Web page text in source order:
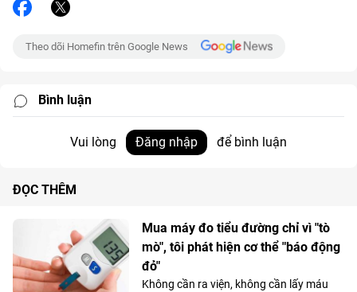
Theo dõi Homefin trên Google News
Bình luận
Vui lòng Đăng nhập để bình luận
ĐỌC THÊM
Mua máy đo tiểu đường chỉ vì "tò
mò", tôi phát hiện cơ thể "báo động
đỏ"
Không cần ra viện, không cần lấy máu